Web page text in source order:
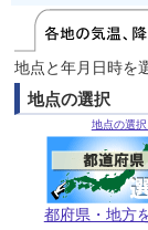
地点と年月日時を
地点の選択
地点の選
都府県・地方